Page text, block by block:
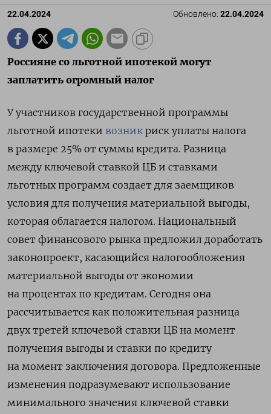
22.04.2024 Обновлено: 22.04.2024
Россияне со льготной ипотекой могут
заплатить огромный налог
У участников государственной программы
льготной ипотеки возник риск уплаты налога
в размере 25% от суммы кредита. Разница
между ключевой ставкой ЦБ и ставками
льготных программ создает для заемщиков
условия для получения материальной выгоды,
которая облагается налогом. Национальный
совет финансового рынка предложил доработать
законопроект, касающийся налогообложения
материальной выгоды от экономии
на процентах по кредитам. Сегодня она
рассчитывается как положительная разница
двух третей ключевой ставки ЦБ на момент
получения выгоды и ставки по кредиту
на момент заключения договора. Предложенные
изменения подразумевают использование
минимального значения ключевой ставки